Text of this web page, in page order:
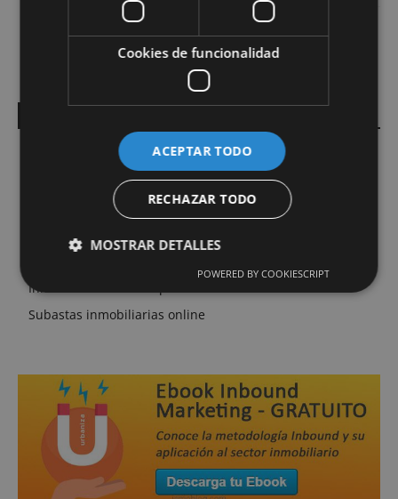
Cómo presentar proyectos de interiorismo con renders
Inbound Marketing
Inmobiliaria en Barcelona
Inmobiliaria en Fuerteventura
Inmobiliaria en Mollet del Vallés, Montmeló, Montornés
Inmobiliaria online eXp
Subastas inmobiliarias online
Cookies de funcionalidad
ACEPTAR TODO
RECHAZAR TODO
MOSTRAR DETALLES
Cookies de rendimiento
Las cookies de rendimiento se utilizan para ver
cómo los visitantes utilizan el sitio web. Por
ejemplo: cookies analíticas. Este tipo de cookies no
se pueden utilizar para identificar directamente a un
determinado visitante.
Nombre
Proveedor /
Dominio
Vencimiento
POWERED BY COOKIESCRIPT